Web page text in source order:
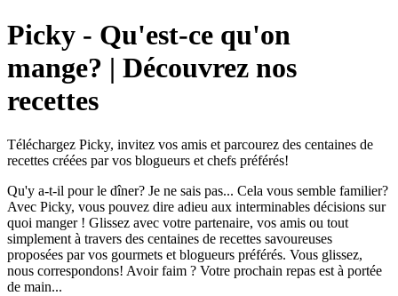
Picky - Qu'est-ce qu'on
mange? | Découvrez nos
recettes
Téléchargez Picky, invitez vos amis et parcourez des centaines de
recettes créées par vos blogueurs et chefs préférés!
Qu'y a-t-il pour le dîner? Je ne sais pas... Cela vous semble familier?
Avec Picky, vous pouvez dire adieu aux interminables décisions sur
quoi manger ! Glissez avec votre partenaire, vos amis ou tout
simplement à travers des centaines de recettes savoureuses
proposées par vos gourmets et blogueurs préférés. Vous glissez,
nous correspondons! Avoir faim ? Votre prochain repas est à portée
de main...